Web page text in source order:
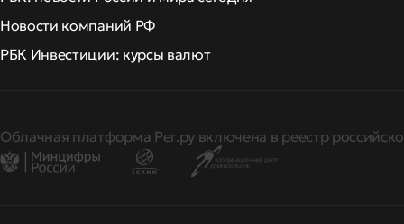
Новости компаний РФ
РБК Инвестиции: курсы валют
Облачная платформа Рег.ру включена в реестр